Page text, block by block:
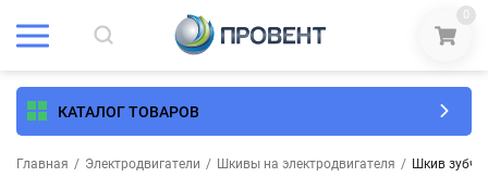
0
КАТАЛОГ ТОВАРОВ
Главная / Электродвигатели / Шкивы на электродвигателя / Шкив